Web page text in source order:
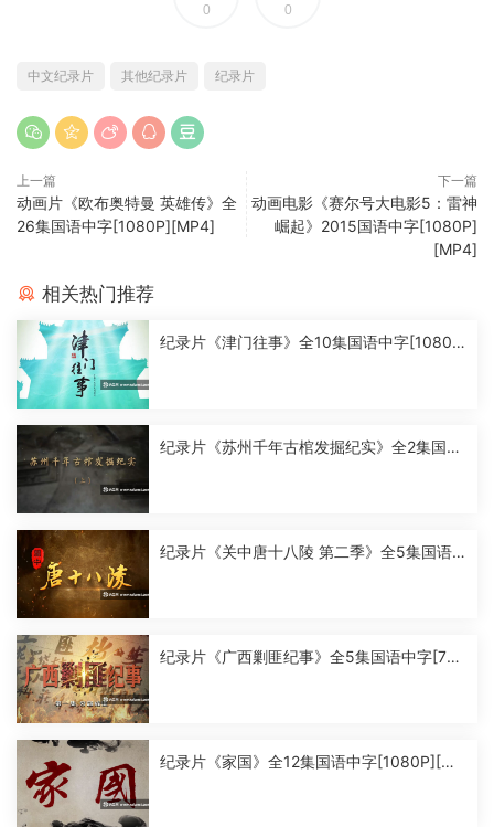
0 0
中文纪录片 其他纪录片 纪录片
上一篇
动画片《欧布奥特曼 英雄传》全
26集国语中字[1080P][MP4]
下一篇
动画电影《赛尔号大电影5：雷神
崛起》2015国语中字[1080P]
[MP4]
相关热门推荐
纪录片《津门往事》全10集国语中字[1080
纪录片《苏州千年古棺发掘纪实》全2集国语
纪录片《关中唐十八陵 第二季》全5集国语
纪录片《广西剿匪纪事》全5集国语中字[720
纪录片《家国》全12集国语中字[1080P][MP